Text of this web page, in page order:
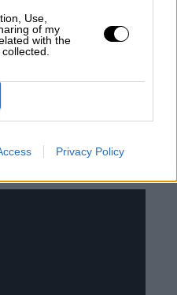
Use,
of my
with the
Privacy Policy